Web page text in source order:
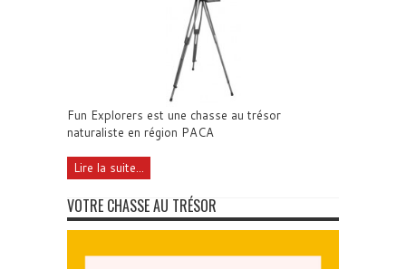
Fun Explorers est une chasse au trésor
naturaliste en région PACA
Lire la suite...
VOTRE CHASSE AU TRÉSOR